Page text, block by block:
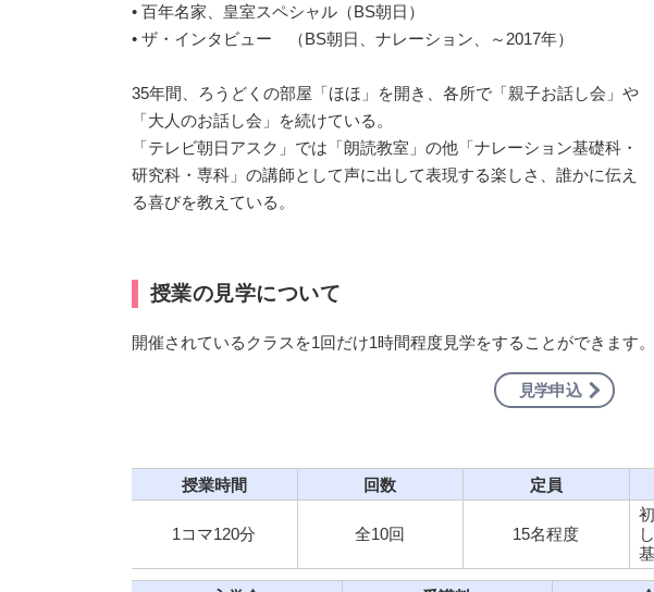
• 百年名家、皇室スペシャル（BS朝日）
• ザ・インタビュー （BS朝日、ナレーション、～2017年）
35年間、ろうどくの部屋「ほほ」を開き、各所で「親子お話し会」や
「大人のお話し会」を続けている。
「テレビ朝日アスク」では「朗読教室」の他「ナレーション基礎科・
研究科・専科」の講師として声に出して表現する楽しさ、誰かに伝え
る喜びを教えている。
授業の見学について
開催されているクラスを1回だけ1時間程度見学をすることができます。
見学申込
授業時間 回数 定員
1コマ120分 全10回 15名程度